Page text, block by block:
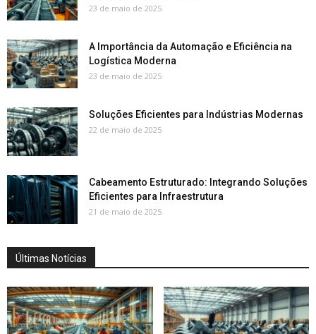
23 de maio de 2025
A Importância da Automação e Eficiência na
Logística Moderna
23 de maio de 2025
Soluções Eficientes para Indústrias Modernas
22 de maio de 2025
Cabeamento Estruturado: Integrando Soluções
Eficientes para Infraestrutura
21 de maio de 2025
Últimas Notícias